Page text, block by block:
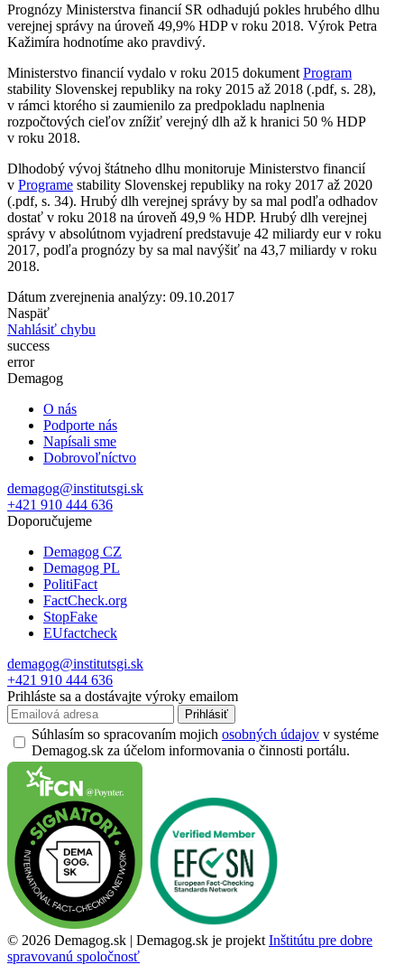
Prognózy Ministerstva financií SR odhadujú pokles hrubého dlhu
verejnej správy na úroveň 49,9% HDP v roku 2018. Výrok Petra
Kažimíra hodnotíme ako pravdivý.
Ministerstvo financií vydalo v roku 2015 dokument Program
stability Slovenskej republiky na roky 2015 až 2018 (.pdf, s. 28),
v rámci ktorého si zaumienilo za predpokladu naplnenia
rozpočtových cieľov znížiť verejný dlh až k hranici 50 % HDP
v roku 2018.
Dlhodobý vývoj štátneho dlhu monitoruje Ministerstvo financií
v Programe stability Slovenskej republiky na roky 2017 až 2020
(.pdf, s. 34). Hrubý dlh verejnej správy by sa mal podľa odhadov
dostať v roku 2018 na úroveň 49,9 % HDP. Hrubý dlh verejnej
správy v absolútnom vyjadrení predstavuje 42 miliardy eur v roku
2017, podľa prognózy by sa mal navýšiť na 43,7 miliardy v roku
2018.
Dátum zverejnenia analýzy: 09.10.2017
Naspäť
Nahlásiť chybu
success
error
Demagog
O nás
Podporte nás
Napísali sme
Dobrovoľníctvo
demagog@institutsgi.sk
+421 910 444 636
Doporučujeme
Demagog CZ
Demagog PL
PolitiFact
FactCheck.org
StopFake
EUfactcheck
demagog@institutsgi.sk
+421 910 444 636
Prihláste sa a dostávajte výroky emailom
Prihlásiť
Súhlasím so spracovaním mojich osobných údajov v systéme
Demagog.sk za účelom informovania o činnosti portálu.
© 2026 Demagog.sk | Demagog.sk je projekt Inštitútu pre dobre
spravovanú spoločnosť